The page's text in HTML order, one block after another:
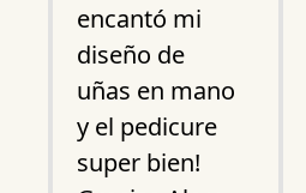
encantó mi
diseño de
uñas en mano
y el pedicure
super bien!